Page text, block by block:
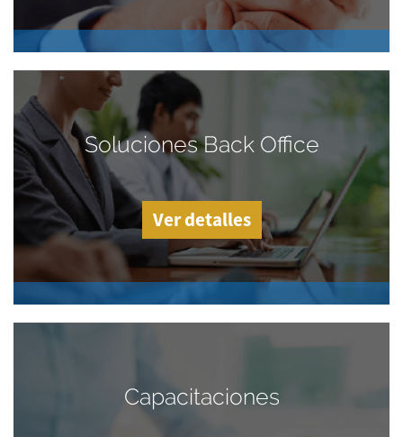
Soluciones Back Office
Ver detalles
Capacitaciones